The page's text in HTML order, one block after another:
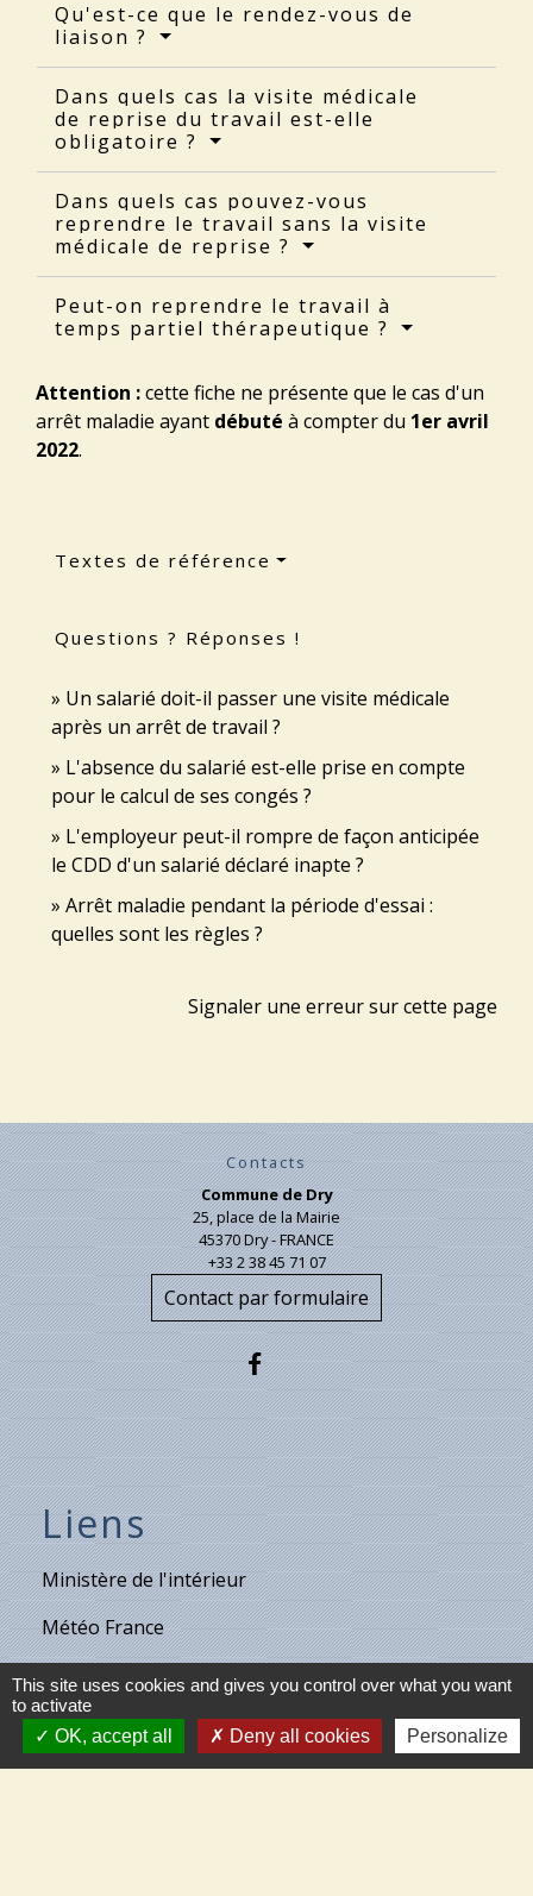
Qu'est-ce que le rendez-vous de
liaison ?
Dans quels cas la visite médicale
de reprise du travail est-elle
obligatoire ?
Dans quels cas pouvez-vous
reprendre le travail sans la visite
médicale de reprise ?
Peut-on reprendre le travail à
temps partiel thérapeutique ?
Attention :cette fiche ne présente que le cas d'un
arrêt maladie ayant débuté à compter du 1er avril
2022.
Textes de référence
Questions ? Réponses !
Un salarié doit-il passer une visite médicale
après un arrêt de travail ?
L'absence du salarié est-elle prise en compte
pour le calcul de ses congés ?
L'employeur peut-il rompre de façon anticipée
le CDD d'un salarié déclaré inapte ?
Arrêt maladie pendant la période d'essai :
quelles sont les règles ?
Signaler une erreur sur cette page
Contacts
Commune de Dry
25, place de la Mairie
45370 Dry - FRANCE
+33 2 38 45 71 07
Contact par formulaire
Liens
Ministère de l'intérieur
Météo France
Vigicrues
Son & Lumières de Cléry
Maison de retraite de Villecante
This site uses cookies and gives you control over what you want
to activate
OK, accept all
Deny all cookies Personalize